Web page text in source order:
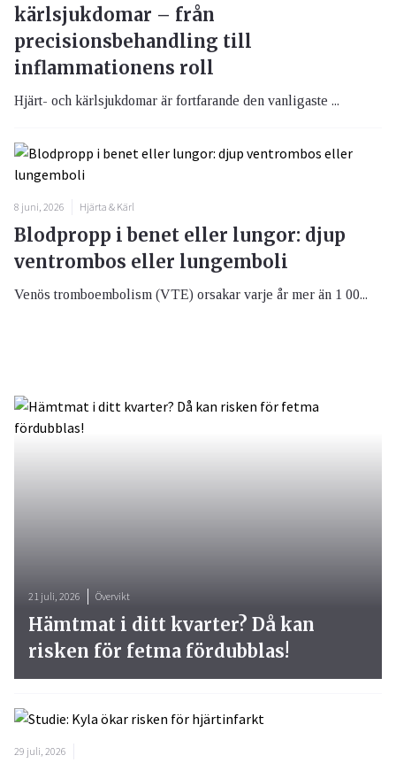
kärlsjukdomar – från
precisionsbehandling till
inflammationens roll
Hjärt- och kärlsjukdomar är fortfarande den vanligaste ...
8 juni, 2026 Hjärta & Kärl
Blodpropp i benet eller lungor: djup
ventrombos eller lungemboli
Venös tromboembolism (VTE) orsakar varje år mer än 1 00...
29 juli, 2026
21 juli, 2026 Övervikt
Hämtmat i ditt kvarter? Då kan
risken för fetma fördubblas!